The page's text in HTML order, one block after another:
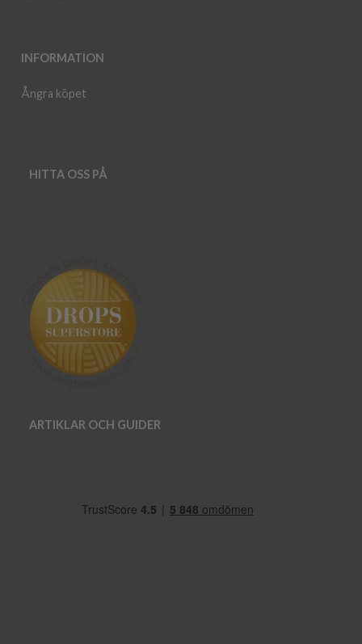
INFORMATION
Ångra köpet
HITTA OSS PÅ
ARTIKLAR OCH GUIDER